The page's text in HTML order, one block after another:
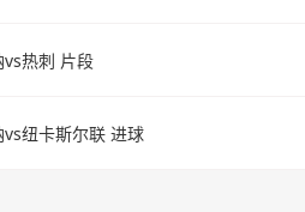
vs热刺 片段
纽卡斯尔联 进球